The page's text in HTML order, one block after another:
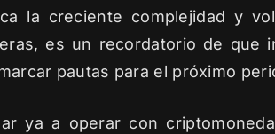
la creciente complejidad y
es un recordatorio de que
pautas para el próximo
ya a operar con